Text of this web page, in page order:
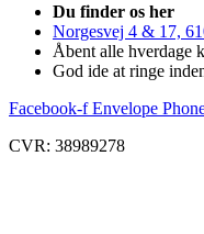
Du finder os her
Norgesvej 4 & 17,
Åbent alle hverdage
God ide at ringe
Facebook-f Envelope
CVR: 38989278